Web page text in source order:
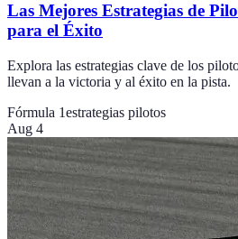
Las Mejores Estrategias de
para el Éxito
Explora las estrategias clave de los
llevan a la victoria y al éxito en la pista.
Fórmula 1estrategias pilotos
Aug 4